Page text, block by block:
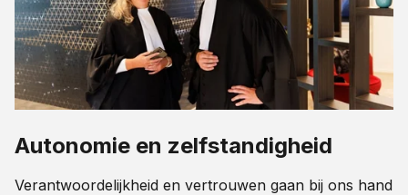
Autonomie en zelfstandigheid
Verantwoordelijkheid en vertrouwen gaan bij ons hand